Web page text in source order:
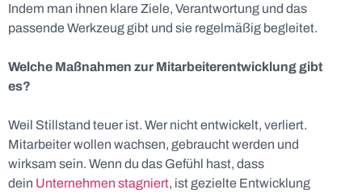
Indem man ihnen klare Ziele, Verantwortung und das
passende Werkzeug gibt und sie regelmäßig begleitet.
Welche Maßnahmen zur Mitarbeiterentwicklung gibt
es?
Weil Stillstand teuer ist. Wer nicht entwickelt, verliert.
Mitarbeiter wollen wachsen, gebraucht werden und
wirksam sein. Wenn du das Gefühl hast, dass
dein Unternehmen stagniert, ist gezielte Entwicklung